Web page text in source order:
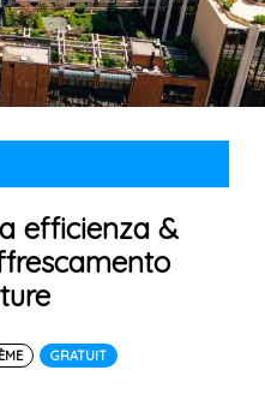
efficienza &
GRATUIT